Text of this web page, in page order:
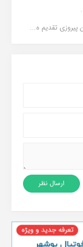
پیروزی تقدیم ه...